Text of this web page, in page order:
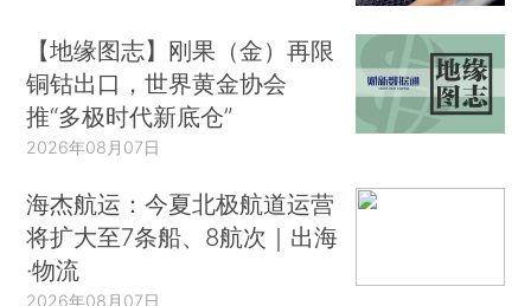
【地缘图志】刚果（金）再限
铜钴出口，世界黄金协会
推“多极时代新底仓”
2026年08月07日
海杰航运：今夏北极航道运营
将扩大至7条船、8航次｜出海
·物流
2026年08月07日